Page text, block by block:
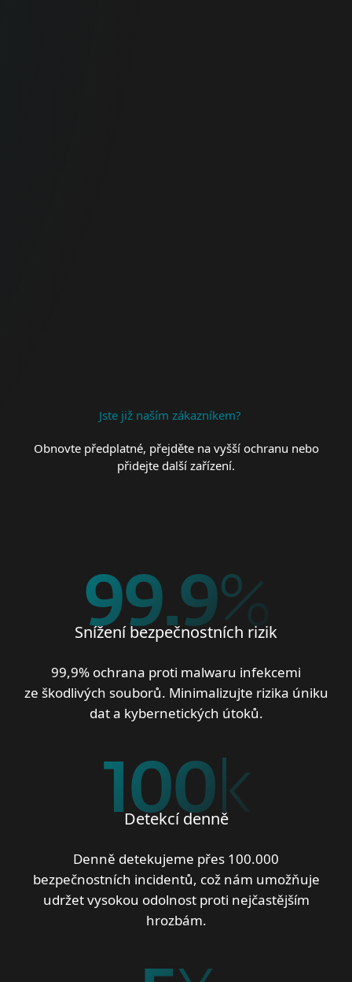
Jste již naším zákazníkem?
Obnovte předplatné, přejděte na vyšší ochranu nebo
přidejte další zařízení.
99.9%
Snížení bezpečnostních rizik
99,9% ochrana proti malwaru infekcemi
ze škodlivých souborů. Minimalizujte rizika úniku
dat a kybernetických útoků.
100k
Detekcí denně
Denně detekujeme přes 100.000
bezpečnostních incidentů, což nám umožňuje
udržet vysokou odolnost proti nejčastějším
hrozbám.